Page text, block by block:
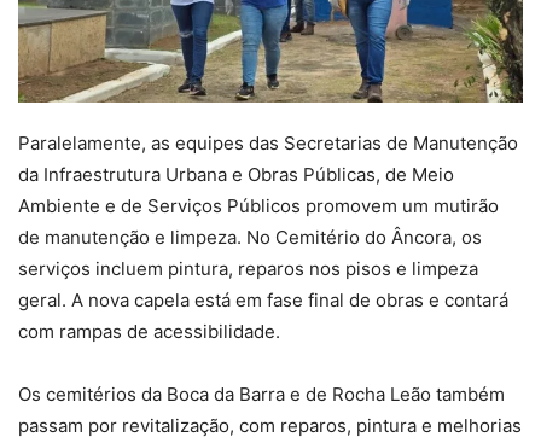
Paralelamente, as equipes das Secretarias de Manutenção
da Infraestrutura Urbana e Obras Públicas, de Meio
Ambiente e de Serviços Públicos promovem um mutirão
de manutenção e limpeza. No Cemitério do Âncora, os
serviços incluem pintura, reparos nos pisos e limpeza
geral. A nova capela está em fase final de obras e contará
com rampas de acessibilidade.
Os cemitérios da Boca da Barra e de Rocha Leão também
passam por revitalização, com reparos, pintura e melhorias